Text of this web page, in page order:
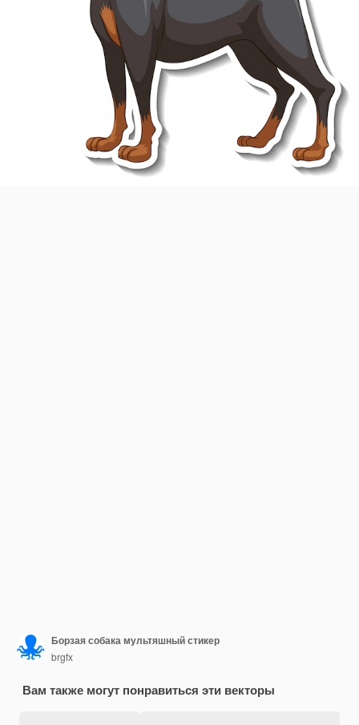
Борзая собака мультяшный стикер
brgfx
Вам также могут понравиться эти векторы